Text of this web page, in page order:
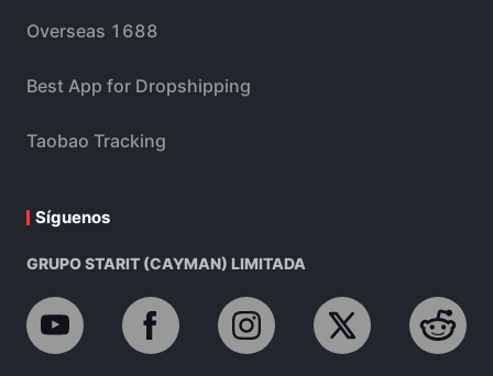
Overseas 1688
Best App for Dropshipping
Taobao Tracking
Síguenos
GRUPO STARIT (CAYMAN) LIMITADA